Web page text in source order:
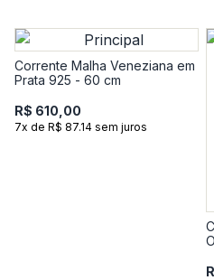
Corrente Malha Veneziana em
Prata 925 - 60 cm
R$ 610,00
7x de R$ 87.14 sem juros